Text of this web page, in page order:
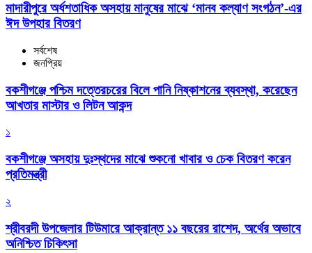
মাদারীপুরে অর্ধশতাধিক অসহায় মানুষের মাঝে ‘মানব কল্যাণ সংগঠন’-এর
ঈদ উপহার বিতরণ
সর্বশেষ
জনপ্রিয়
বকশীগঞ্জে পশ্চিম দত্তেরচরের বিলে পানি নিষ্কাশনের ব্যবস্থা, করেছেন
আখতার মাস্টার ও লিটন আকন্দ
১
বকশীগঞ্জে অসহায় দুঃস্থদের মাঝে শুকনো খাবার ও চেক বিতরণ করেন
প্রতিমন্ত্রী
২
শ্রীবরদী উপজেলার টিউমারে আক্রান্ত ১১ বছরের রাশেদ, অর্থের অভাবে
অনিশ্চিত চিকিৎসা